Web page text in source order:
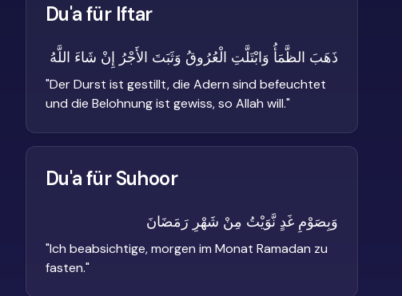
Du'a für Iftar
ذَهَبَ الظَّمَأُ وَابْتَلَّتِ الْعُرُوقُ وَثَبَتَ الأَجْرُ إِنْ شَاءَ اللَّهُ
"Der Durst ist gestillt, die Adern sind befeuchtet
und die Belohnung ist gewiss, so Allah will."
Du'a für Suhoor
وَبِصَوْمِ غَدٍ نَّوَيْتُ مِنْ شَهْرِ رَمَضَانَ
"Ich beabsichtige, morgen im Monat Ramadan zu
fasten."